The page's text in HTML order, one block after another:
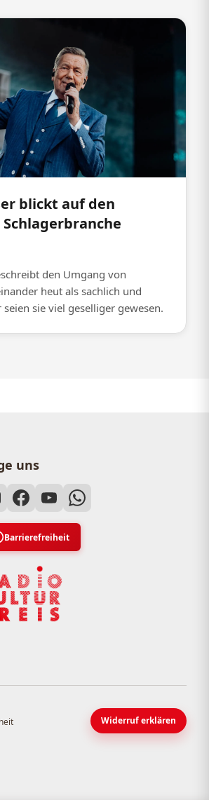
blickt auf den
den Umgang von
heut als sachlich und
sie viel geselliger gewesen.
uns
Barrierefreiheit
Widerruf erklären